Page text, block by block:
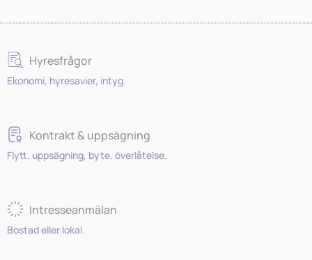
Hyresfrågor
Ekonomi, hyresavier, intyg.
Kontrakt & uppsägning
Flytt, uppsägning, byte, överlåtelse.
Intresseanmälan
Bostad eller lokal.